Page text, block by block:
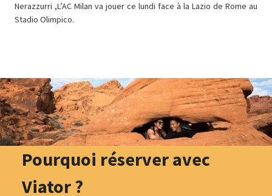
Nerazzurri ,L’AC Milan va jouer ce lundi face à la Lazio de Rome au
Stadio Olimpico.
Pourquoi réserver avec
Viator ?